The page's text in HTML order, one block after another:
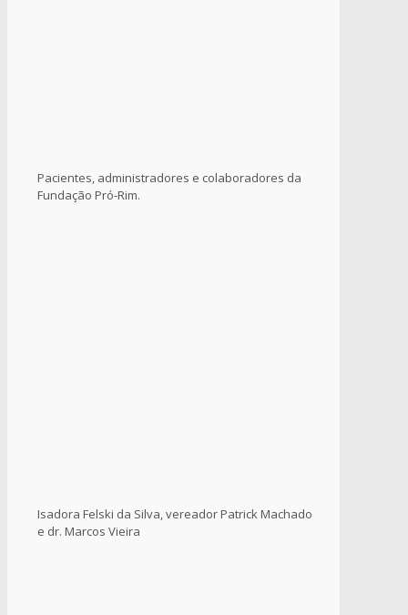
Pacientes, administradores e colaboradores da
Fundação Pró-Rim.
Isadora Felski da Silva, vereador Patrick Machado
e dr. Marcos Vieira